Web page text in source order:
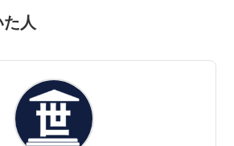
た人